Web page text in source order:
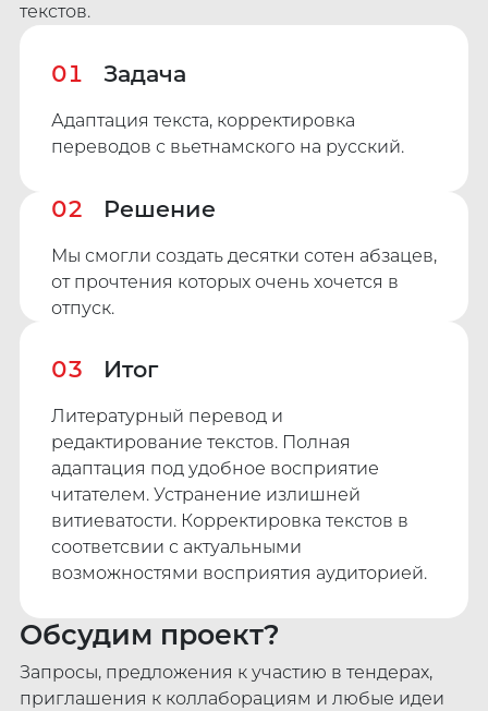
текстов.
01 Задача
Адаптация текста, корректировка
переводов с вьетнамского на русский.
02 Решение
Мы смогли создать десятки сотен абзацев,
от прочтения которых очень хочется в
отпуск.
03 Итог
Литературный перевод и
редактирование текстов. Полная
адаптация под удобное восприятие
читателем. Устранение излишней
витиеватости. Корректировка текстов в
соответсвии с актуальными
возможностями восприятия аудиторией.
Обсудим проект?
Запросы, предложения к участию в тендерах,
приглашения к коллаборациям и любые идеи